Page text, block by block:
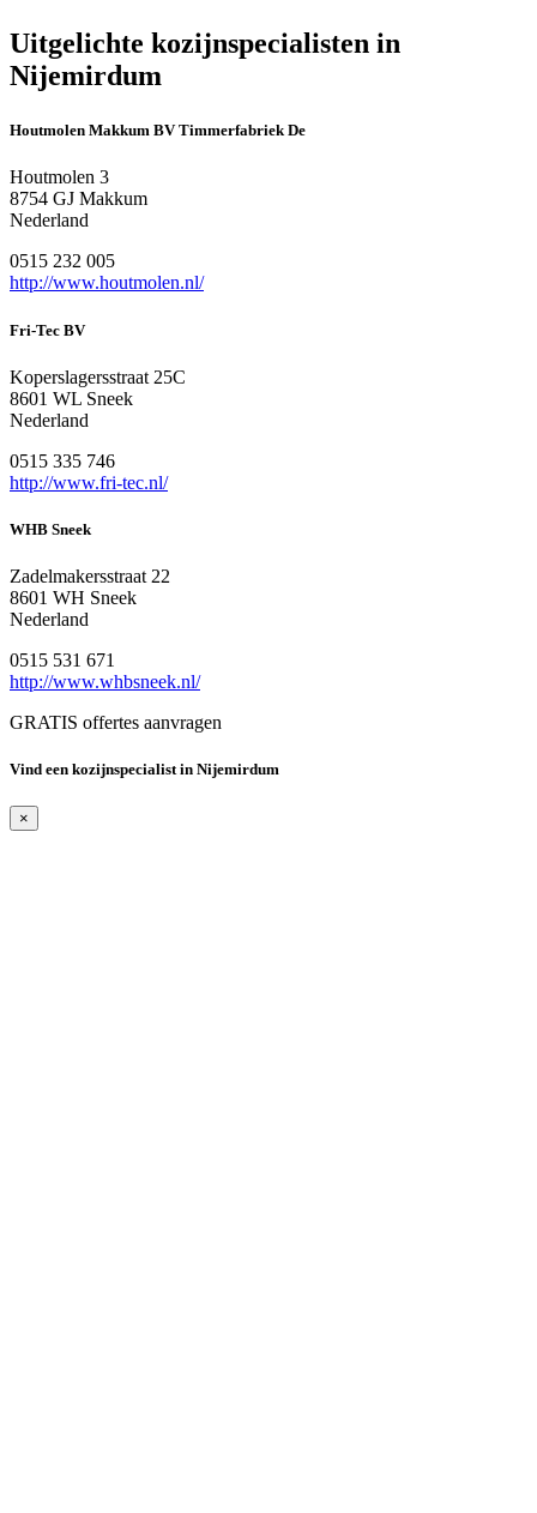
Uitgelichte kozijnspecialisten in
Nijemirdum
Houtmolen Makkum BV Timmerfabriek De
Houtmolen 3
8754 GJ Makkum
Nederland
0515 232 005
http://www.houtmolen.nl/
Fri-Tec BV
Koperslagersstraat 25C
8601 WL Sneek
Nederland
0515 335 746
http://www.fri-tec.nl/
WHB Sneek
Zadelmakersstraat 22
8601 WH Sneek
Nederland
0515 531 671
http://www.whbsneek.nl/
GRATIS offertes aanvragen
Vind een kozijnspecialist in Nijemirdum
×